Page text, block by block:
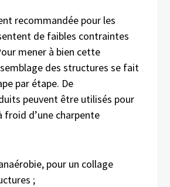
recommandée pour les
de faibles contraintes
mener à bien cette
des structures se fait
par étape. De
peuvent être utilisés pour
froid d’une charpente
pour un collage
;